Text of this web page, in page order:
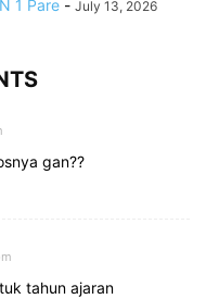
1 Pare - July 13, 2026
gan??
tahun ajaran